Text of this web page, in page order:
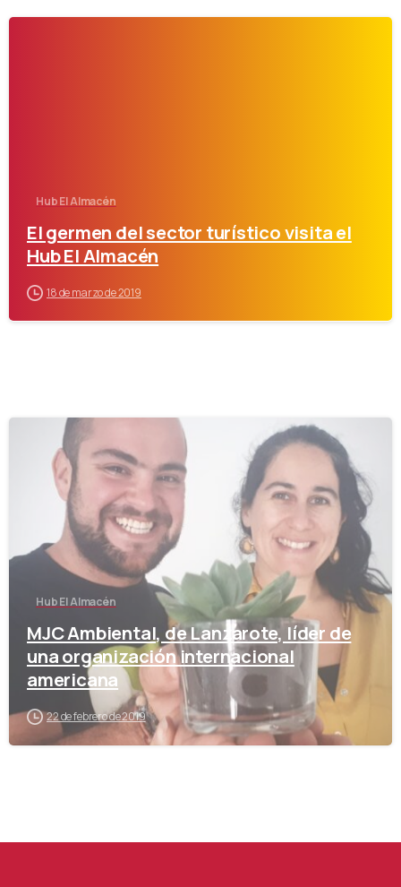
Hub El Almacén
El germen del sector turístico visita el
Hub El Almacén
18 de marzo de 2019
Hub El Almacén
MJC Ambiental, de Lanzarote, líder de
una organización internacional
americana
22 de febrero de 2019